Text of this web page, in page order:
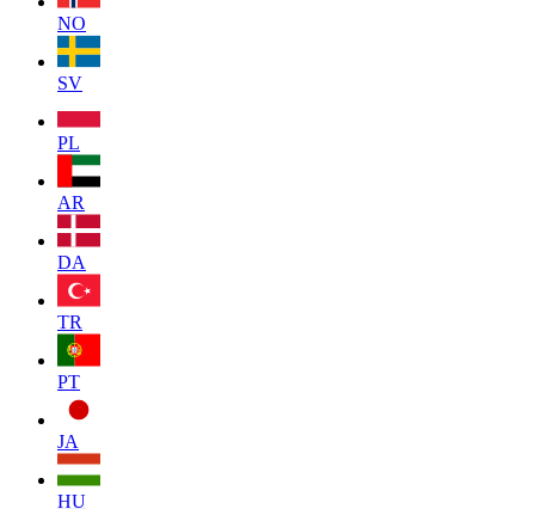
NO
SV
PL
AR
DA
TR
PT
JA
HU